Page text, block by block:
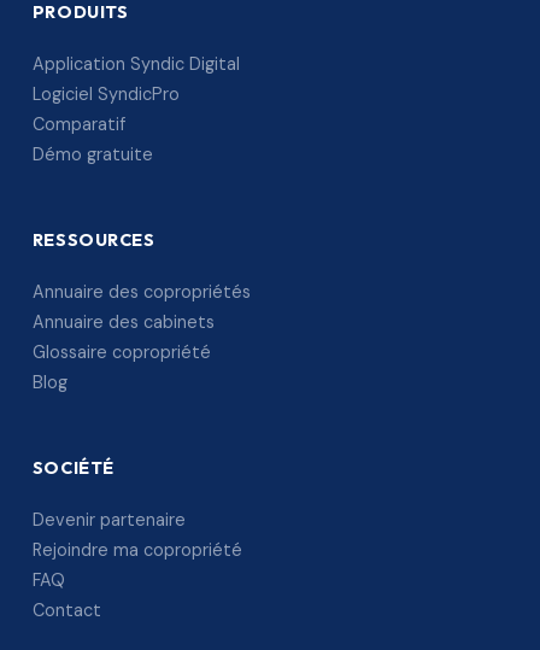
PRODUITS
Application Syndic Digital
Logiciel SyndicPro
Comparatif
Démo gratuite
RESSOURCES
Annuaire des copropriétés
Annuaire des cabinets
Glossaire copropriété
Blog
SOCIÉTÉ
Devenir partenaire
Rejoindre ma copropriété
FAQ
Contact